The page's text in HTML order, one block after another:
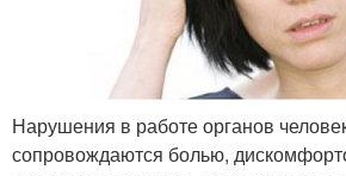
Нарушения в работе органов
сопровождаются болью,